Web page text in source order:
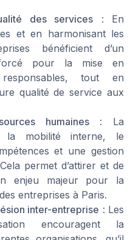
des services : En
et en harmonisant les
bénéficient d’un
pour la mise en
tout en
qualité de service aux
humaines: La
la mobilité interne, le
et une gestion
permet d’attirer et de
enjeu majeur pour la
entreprises à Paris.
inter-entreprise : Les
encouragent la